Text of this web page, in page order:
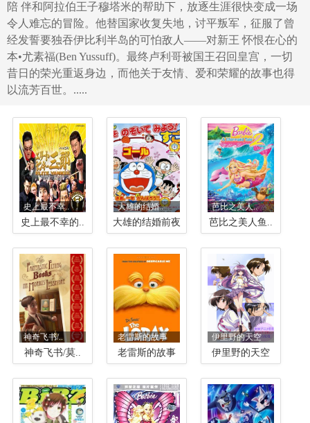
陪 伴和阿拉伯王子穆塔米的帮助下，放逐生涯很快变成一场
令人难忘的冒险。他替国家收复失地，讨平叛军，征服了曾
经发誓要独吞伊比利半岛的可怕敌人——对新王 怀恨在心的
本•尤素福(Ben Yussuff)。最终卢利哥被国王召回皇宫，一切
昔日的荣光重返身边，而他关于友情、爱和荣耀的故事也得
以流芳百世。 .....
史上最不幸..
史上最不幸的..
大雄的结婚..
大雄的结婚前夜
芭比之美人..
芭比之美人鱼..
神奇飞书/..
神奇飞书/莫..
老雷斯的故事
老雷斯的故事
伊里野的天空
伊里野的天空